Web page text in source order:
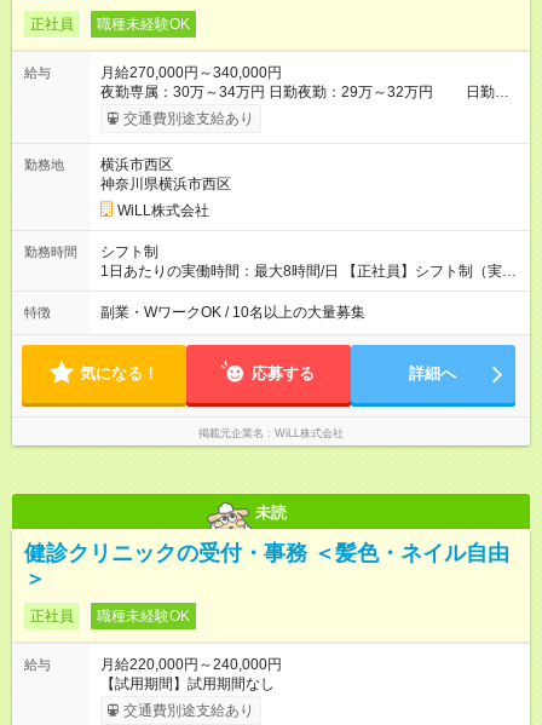
正社員 職種未経験OK
給与
月給270,000円～340,000円
夜勤専属：30万～34万円 日勤夜勤：29万～32万円 日勤専
属：27万～28万円 【試用期間】試用期間あり 試用期間の長さ：
3ヶ月 ※ 雇用形態と給与に、本採用時と異なる部分があります。
交通費別途支給あり
勤務地
横浜市西区
神奈川県横浜市西区
WiLL株式会社
勤務時間
シフト制
1日あたりの実働時間：最大8時間/日 【正社員】シフト制（実働
8時間） 【アルバイト】週1日・8hから勤務可能 ◎勤務例 日勤／
9時～18時（休憩60分） 夜勤／22時～翌7時（休憩60分） ◎働
りなど、ご希望の働き方をお気軽にご相談ください。
特徴 副業・WワークOK / 10名以上の大量募集
気になる！ 応募する 詳細へ
掲載元企業名 WiLL株式会社
未読
健診クリニックの受付・事務 ＜髪色・ネイル自由
＞
正社員 職種未経験OK
給与
月給220,000円～240,000円
【試用期間】試用期間なし
交通費別途支給あり